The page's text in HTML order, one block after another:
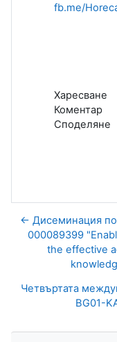
fb.me/
Харесване
Коментар
Споделяне
← Дисеминация
000089399
the effective
Четвъртата
BG01-